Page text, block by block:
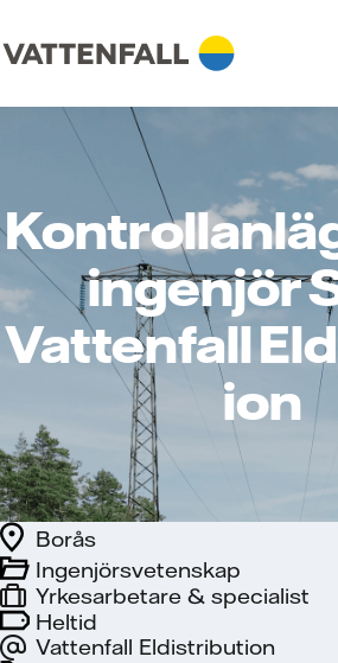
ingenjör
Vattenfall
ion
Heltid
Vattenfall Eldistribution
Ingenjörsvetenskap
Borås
Yrkesarbetare & specialist